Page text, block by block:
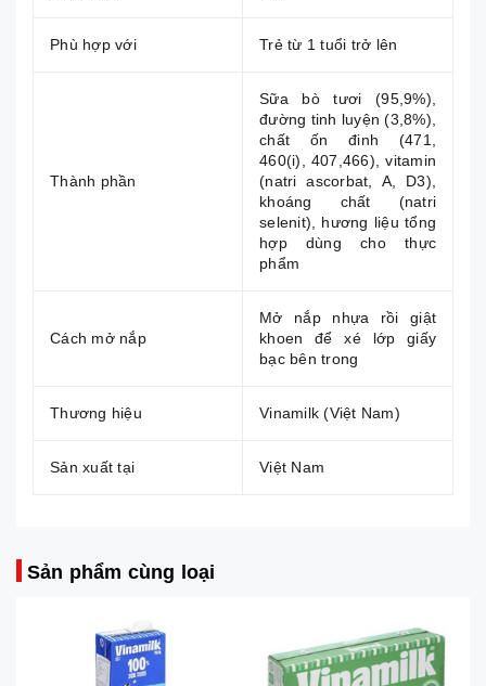
Phù hợp với Trẻ từ 1 tuổi trở lên
Thành phần
Sữa bò tươi (95,9%),
đường tinh luyện (3,8%),
chất ốn đinh (471,
460(i), 407,466), vitamin
(natri ascorbat, A, D3),
khoáng chất (natri
selenit), hương liệu tổng
hợp dùng cho thực
phẩm
Cách mở nắp
Mở nắp nhựa rồi giật
khoen để xé lớp giấy
bạc bên trong
Thương hiệu Vinamilk (Việt Nam)
Sản xuất tại Việt Nam
Sản phẩm cùng loại